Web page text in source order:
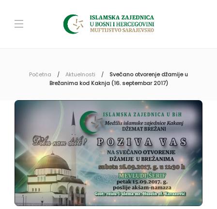
Početna Aktuelnosti
Svečano otvorenje džamije u
Brežanima kod Kaknja (16. septembar 2017)